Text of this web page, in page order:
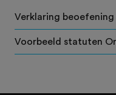
Verklaring
Voorbeeld statuten